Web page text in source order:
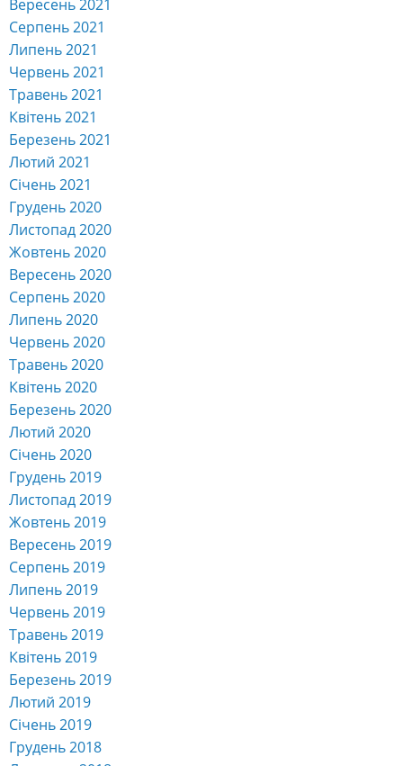
Вересень 2021
Серпень 2021
Липень 2021
Червень 2021
Травень 2021
Квітень 2021
Березень 2021
Лютий 2021
Січень 2021
Грудень 2020
Листопад 2020
Жовтень 2020
Вересень 2020
Серпень 2020
Липень 2020
Червень 2020
Травень 2020
Квітень 2020
Березень 2020
Лютий 2020
Січень 2020
Грудень 2019
Листопад 2019
Жовтень 2019
Вересень 2019
Серпень 2019
Липень 2019
Червень 2019
Травень 2019
Квітень 2019
Березень 2019
Лютий 2019
Січень 2019
Грудень 2018